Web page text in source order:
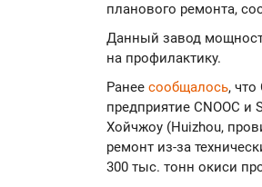
планового ремонта,
Данный завод
на профилактику.
Ранее сообщалось, что
предприятие CNOOC
Хойчжоу (Huizhou,
ремонт из-за
300 тыс. тонн окиси